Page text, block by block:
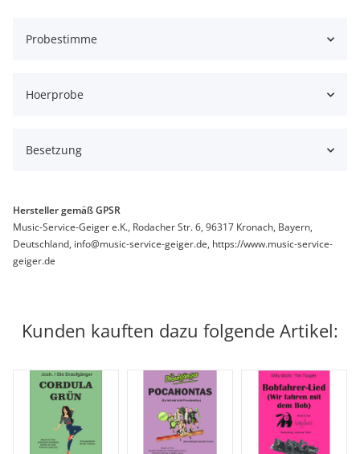
Probestimme
Hoerprobe
Besetzung
Hersteller gemäß GPSR
Music-Service-Geiger e.K., Rodacher Str. 6, 96317 Kronach, Bayern,
Deutschland, info@music-service-geiger.de, https://www.music-service-
geiger.de
Kunden kauften dazu folgende Artikel: